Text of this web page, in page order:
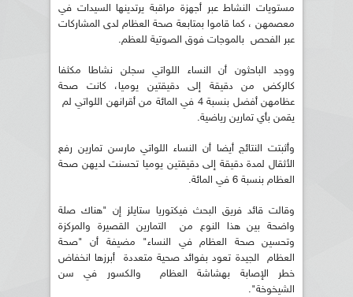
مستويات النشاط عبر أجهزة مراقبة يرتدينها السيدات في
معصمهن ، كما قاموا بمتابعة صحة العظام لدى المشاركات
عبر الفحص بالموجات فوق الصوتية للعظم.
ووجد الباحثون أن النساء اللواتي سجلن نشاطا مكثفا
كالركض من دقيقة إلى دقيقتين يوميا، كانت صحة
عظامهن أفضل بنسبة 4 في المائة من أقرانهن اللواتي لم
يقمن بأي تمارين رياضية.
وأثبتت النتائج أيضا أن النساء اللواتي مارسن تمارين رفع
الأثقال لمدة دقيقة إلى دقيقتين يوميا تحسنت لديهن صحة
العظام بنسبة 6 في المائة.
وقالت قائد فريق البحث فيكتوريا ستايلز إن "هناك صلة
واضحة بين هذا النوع من التمارين القصيرة والمركزة
وتحسين صحة العظام في النساء" مضيفة أن "صحة
العظام الجيدة تعود بفوائد صحية متعددة أبرزها انخفاض
خطر الإصابة بهشاشة العظام والكسور في سن
الشيخوخة".